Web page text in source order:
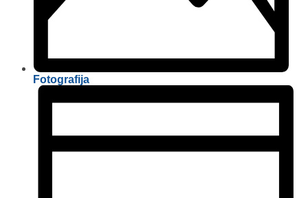
Fotografija